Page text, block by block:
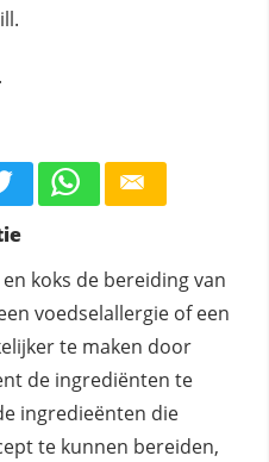
koks de bereiding van
voedselallergie of een
te maken door
de ingrediënten te
ingredieënten die
te kunnen bereiden,